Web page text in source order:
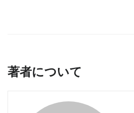
著者について